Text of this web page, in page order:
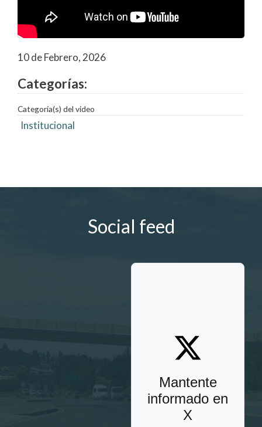
10 de Febrero, 2026
Categorías:
Categoría(s) del video
Institucional
Social feed
Mantente
informado en
X